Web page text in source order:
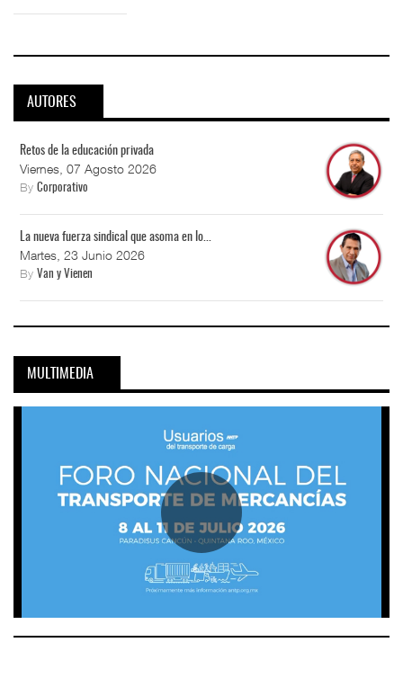
AUTORES
Retos de la educación privada
Viernes, 07 Agosto 2026
By Corporativo
La nueva fuerza sindical que asoma en lo...
Martes, 23 Junio 2026
By Van y Vienen
MULTIMEDIA